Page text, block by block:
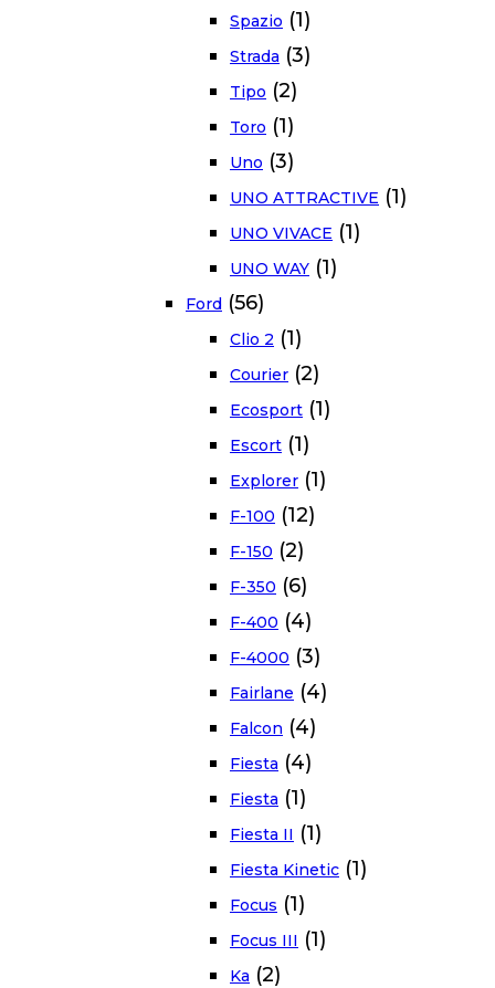
Spazio (1)
Strada (3)
Tipo (2)
Toro (1)
Uno (3)
UNO ATTRACTIVE (1)
UNO VIVACE (1)
UNO WAY (1)
Ford (56)
Clio 2 (1)
Courier (2)
Ecosport (1)
Escort (1)
Explorer (1)
F-100 (12)
F-150 (2)
F-350 (6)
F-400 (4)
F-4000 (3)
Fairlane (4)
Falcon (4)
Fiesta (4)
Fiesta (1)
Fiesta II (1)
Fiesta Kinetic (1)
Focus (1)
Focus III (1)
Ka (2)